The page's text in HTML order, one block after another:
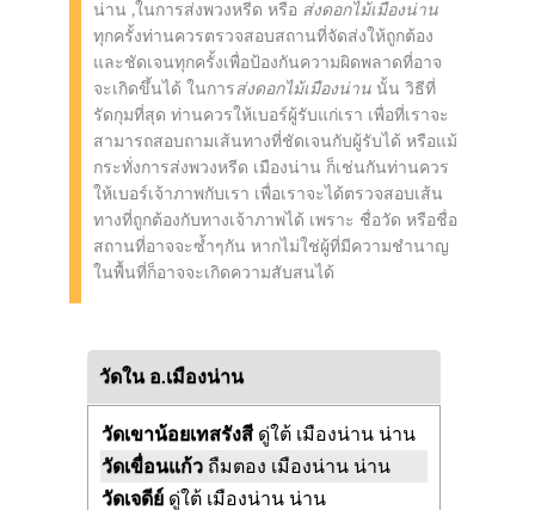
น่าน ,ในการส่งพวงหรีด หรือ ส่งดอกไม้เมืองน่าน
ทุกครั้งท่านควรตรวจสอบสถานที่จัดส่งให้ถูกต้อง
และชัดเจนทุกครั้งเพื่อป้องกันความผิดพลาดที่อาจ
จะเกิดขึ้นได้ ในการส่งดอกไม้เมืองน่าน นั้น วิธีที่
รัดกุมที่สุด ท่านควรให้เบอร์ผู้รับแก่เรา เพื่อที่เราจะ
สามารถสอบถามเส้นทางที่ชัดเจนกับผู้รับได้ หรือแม้
กระทั่งการส่งพวงหรีด เมืองน่าน ก็เช่นกันท่านควร
ให้เบอร์เจ้าภาพกับเรา เพื่อเราจะได้ตรวจสอบเส้น
ทางที่ถูกต้องกับทางเจ้าภาพได้ เพราะ ชื่อวัด หรือชื่อ
สถานที่อาจจะซ้ำๆกัน หากไม่ใช่ผู้ที่มีความชำนาญ
ในพื้นที่ก็อาจจะเกิดความสับสนได้
วัดใน อ.เมืองน่าน
วัดเขาน้อยเทสรังสี ดู่ใต้ เมืองน่าน น่าน
วัดเขื่อนแก้ว ถืมตอง เมืองน่าน น่าน
วัดเจดีย์ ดู่ใต้ เมืองน่าน น่าน